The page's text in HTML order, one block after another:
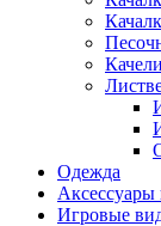
Качели
Одежда
Игровые